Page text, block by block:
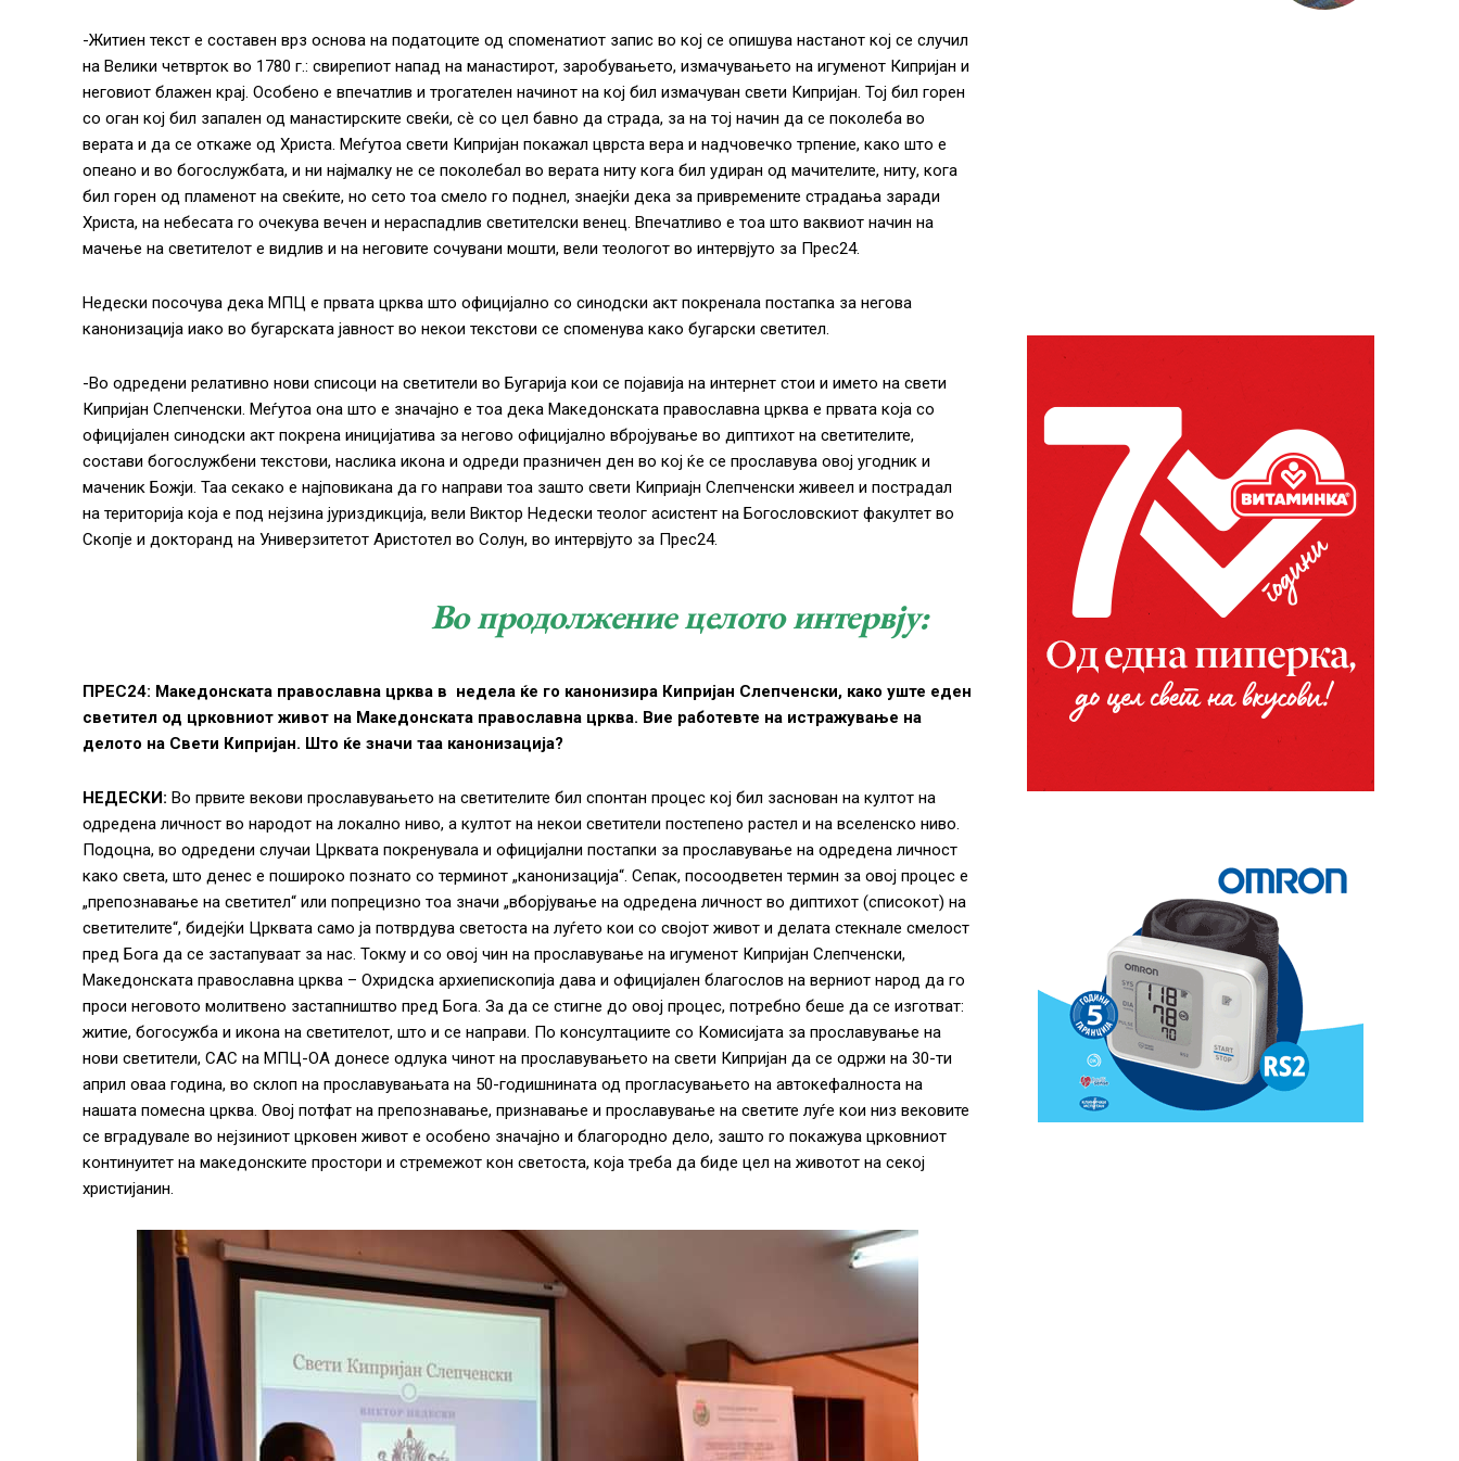
-Житиен текст е составен врз основа на податоците од споменатиот запис во кој се опишува настанот кој се случил
на Велики четврток во 1780 г.: свирепиот напад на манастирот, заробувањето, измачувањето на игуменот Кипријан и
неговиот блажен крај. Особено е впечатлив и трогателен начинот на кој бил измачуван свети Кипријан. Тој бил горен
со оган кој бил запален од манастирските свеќи, сè со цел бавно да страда, за на тој начин да се поколеба во
верата и да се откаже од Христа. Меѓутоа свети Кипријан покажал цврста вера и надчовечко трпение, како што е
опеано и во богослужбата, и ни најмалку не се поколебал во верата ниту кога бил удиран од мачителите, ниту, кога
бил горен од пламенот на свеќите, но сето тоа смело го поднел, знаејќи дека за привремените страдања заради
Христа, на небесата го очекува вечен и нераспадлив светителски венец. Впечатливо е тоа што ваквиот начин на
мачење на светителот е видлив и на неговите сочувани мошти, вели теологот во интервјуто за Прес24.
Недески посочува дека МПЦ е првата црква што официјално со синодски акт покренала постапка за негова
канонизација иако во бугарската јавност во некои текстови се споменува како бугарски светител.
-Во одредени релативно нови списоци на светители во Бугарија кои се појавија на интернет стои и името на свети
Кипријан Слепченски. Меѓутоа она што е значајно е тоа дека Македонската православна црква е првата која со
официјален синодски акт покрена иницијатива за негово официјално вбројување во диптихот на светителите,
состави богослужбени текстови, наслика икона и одреди празничен ден во кој ќе се прославува овој угодник и
маченик Божји. Таа секако е најповикана да го направи тоа зашто свети Киприајн Слепченски живеел и пострадал
на територија која е под нејзина јуриздикција, вели Виктор Недески теолог асистент на Богословскиот факултет во
Скопје и докторанд на Универзитетот Аристотел во Солун, во интервјуто за Прес24.
Во продолжение целото интервју:
ПРЕС24: Македонската православна црква в недела ќе го канонизира Кипријан Слепченски, како уште еден
светител од црковниот живот на Македонската православна црква. Вие работевте на истражување на
делото на Свети Кипријан. Што ќе значи таа канонизација?
НЕДЕСКИ: Во првите векови прославувањето на светителите бил спонтан процес кој бил заснован на култот на
одредена личност во народот на локално ниво, а култот на некои светители постепено растел и на вселенско ниво.
Подоцна, во одредени случаи Црквата покренувала и официјални постапки за прославување на одредена личност
како света, што денес е пошироко познато со терминот „канонизација“. Сепак, посоодветен термин за овој процес е
„препознавање на светител“ или попрецизно тоа значи „вборјување на одредена личност во диптихот (списокот) на
светителите“, бидејќи Црквата само ја потврдува светоста на луѓето кои со својот живот и делата стекнале смелост
пред Бога да се застапуваат за нас. Токму и со овој чин на прославување на игуменот Кипријан Слепченски,
Македонската православна црква – Охридска архиепископија дава и официјален благослов на верниот народ да го
проси неговото молитвено застапништво пред Бога. За да се стигне до овој процес, потребно беше да се изготват:
житие, богосужба и икона на светителот, што и се направи. По консултациите со Комисијата за прославување на
нови светители, САС на МПЦ-ОА донесе одлука чинот на прославувањето на свети Кипријан да се одржи на 30-ти
април оваа година, во склоп на прославувањата на 50-годишнината од прогласувањето на автокефалноста на
нашата помесна црква. Овој потфат на препознавање, признавање и прославување на светите луѓе кои низ вековите
се вградувале во нејзиниот црковен живот е особено значајно и благородно дело, зашто го покажува црковниот
континуитет на македонските простори и стремежот кон светоста, која треба да биде цел на животот на секој
христијанин.